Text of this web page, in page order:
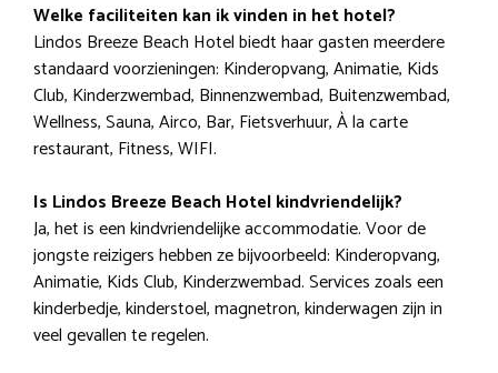
Welke faciliteiten kan ik vinden in het hotel?
Lindos Breeze Beach Hotel biedt haar gasten meerdere
standaard voorzieningen: Kinderopvang, Animatie, Kids
Club, Kinderzwembad, Binnenzwembad, Buitenzwembad,
Wellness, Sauna, Airco, Bar, Fietsverhuur, À la carte
restaurant, Fitness, WIFI.
Is Lindos Breeze Beach Hotel kindvriendelijk?
Ja, het is een kindvriendelijke accommodatie. Voor de
jongste reizigers hebben ze bijvoorbeeld: Kinderopvang,
Animatie, Kids Club, Kinderzwembad. Services zoals een
kinderbedje, kinderstoel, magnetron, kinderwagen zijn in
veel gevallen te regelen.